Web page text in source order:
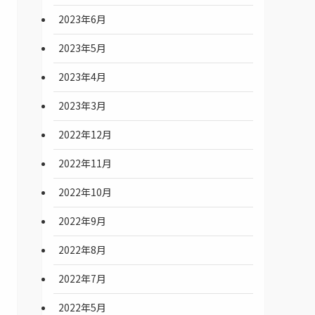
2023年6月
2023年5月
2023年4月
2023年3月
2022年12月
2022年11月
2022年10月
2022年9月
2022年8月
2022年7月
2022年5月